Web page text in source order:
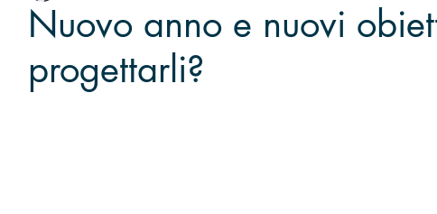
Nuovo anno e nuovi
progettarli?